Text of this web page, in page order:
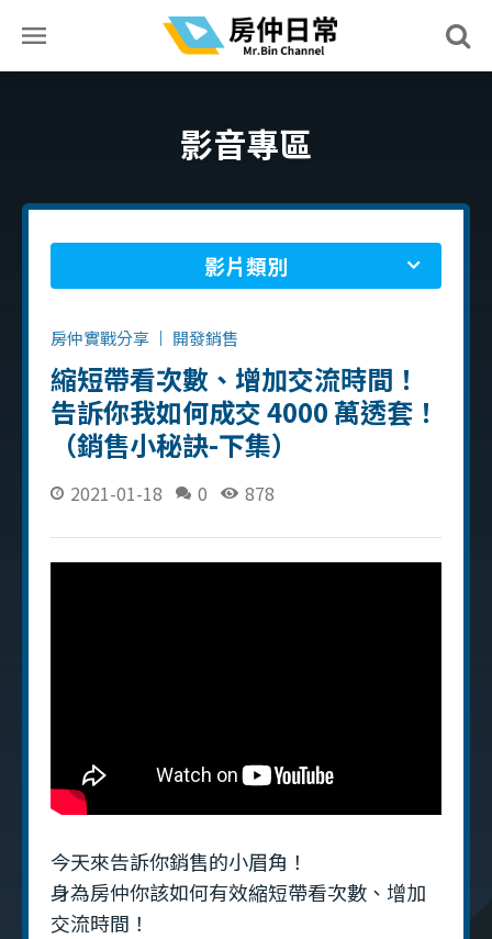
影音專區
影片類別
房仲實戰分享 開發銷售
縮短帶看次數、增加交流時間！
告訴你我如何成交 4000 萬透套！
（銷售小秘訣-下集）
2021-01-18 0 878
今天來告訴你銷售的小眉角！
身為房仲你該如何有效縮短帶看次數、增加
交流時間！